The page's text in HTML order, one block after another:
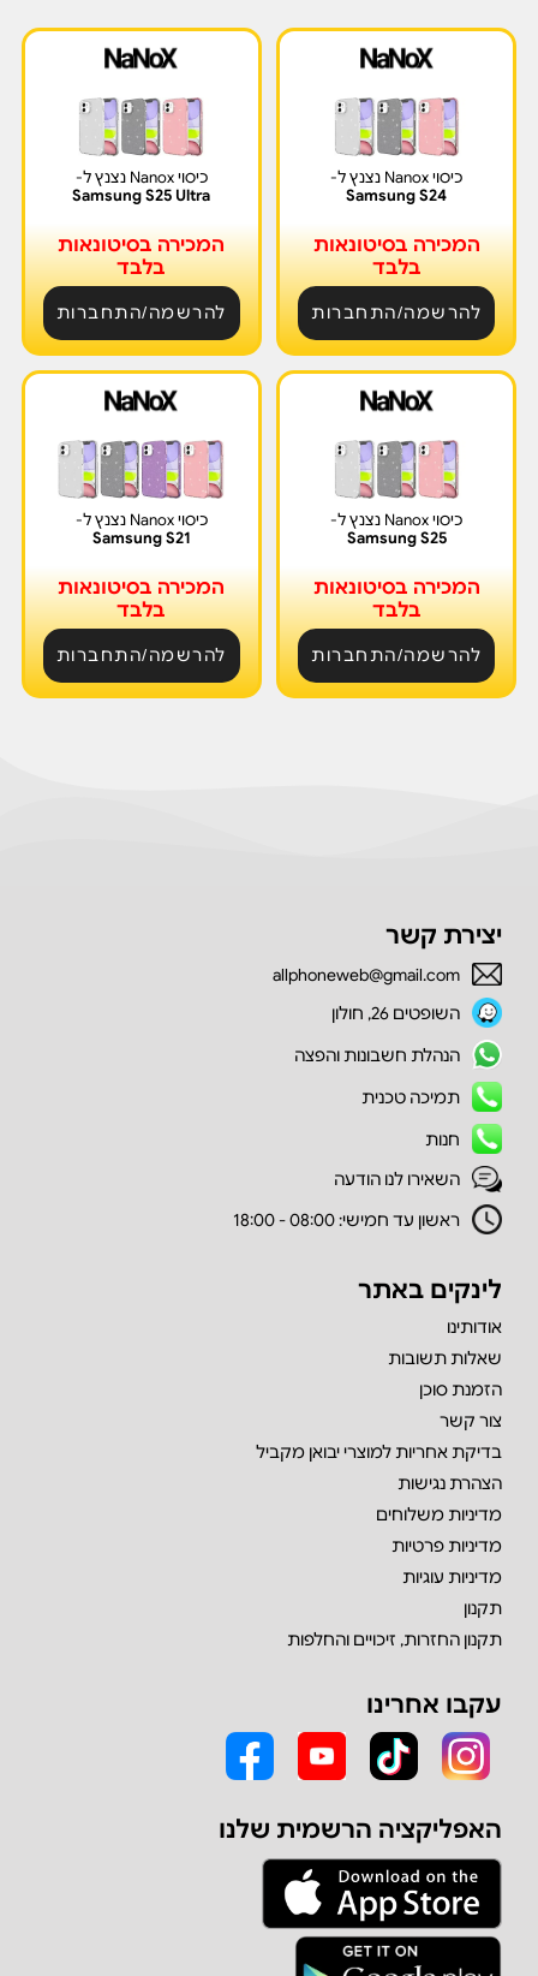
כיסוי Nanox נצנץ ל-
Samsung S24
המכירה בסיטונאות
בלבד
להרשמה/התחברות
כיסוי Nanox נצנץ ל-
Samsung S25 Ultra
המכירה בסיטונאות
בלבד
להרשמה/התחברות
כיסוי Nanox נצנץ ל-
Samsung S25
המכירה בסיטונאות
בלבד
להרשמה/התחברות
כיסוי Nanox נצנץ ל-
Samsung S21
המכירה בסיטונאות
בלבד
להרשמה/התחברות
יצירת קשר
allphoneweb@gmail.com
השופטים 26, חולון
הנהלת חשבונות והפצה
תמיכה טכנית
חנות
השאירו לנו הודעה
ראשון עד חמישי: 08:00 - 18:00
לינקים באתר
אודותינו
שאלות תשובות
הזמנת סוכן
צור קשר
בדיקת אחריות למוצרי יבואן מקביל
הצהרת נגישות
מדיניות משלוחים
מדיניות פרטיות
מדיניות עוגיות
תקנון
תקנון החזרות, זיכויים והחלפות
עקבו אחרינו
האפליקציה הרשמית שלנו